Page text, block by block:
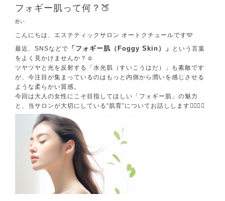
フォギー肌って何？🍑
想い
こんにちは、エステティックサロン オートクチュールです🩵
最近、SNSなどで 「フォギー肌（Foggy Skin）」
という言葉
をよく見かけませんか？☺️
ツヤツヤと光を反射する「水光肌（すいこうはだ）」も素敵です
が、今注目が集まっているのはもっと内側から潤いを感じさせる
ような柔らかい質感。
今回は大人の女性にこそ目指してほしい「フォギー肌」の魅力
と、当サロンが大切にしている“肌育”についてお話しします💁🏻‍♀️✨